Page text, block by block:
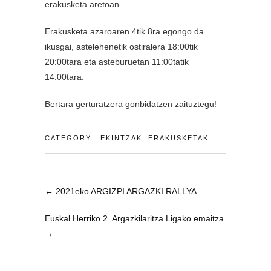
erakusketa aretoan.
Erakusketa azaroaren 4tik 8ra egongo da
ikusgai, astelehenetik ostiralera 18:00tik
20:00tara eta asteburuetan 11:00tatik
14:00tara.
Bertara gerturatzera gonbidatzen zaituztegu!
CATEGORY : EKINTZAK ERAKUSKETAK
← 2021eko ARGIZPI ARGAZKI RALLYA
Euskal Herriko 2. Argazkilaritza Ligako emaitza
→